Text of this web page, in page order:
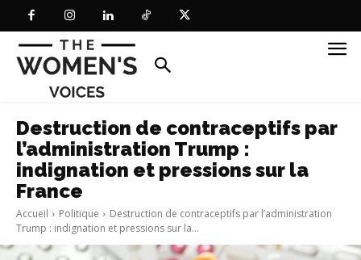
Destruction de contraceptifs par
l’administration Trump :
indignation et pressions sur la
France
Accueil Politique
Destruction de contraceptifs par l’administration
Trump : indignation et pressions sur la...